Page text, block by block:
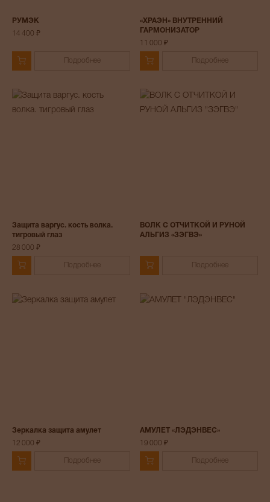
РУМЭК
14 400 ₽
Подробнее
«ХРАЭН» ВНУТРЕННИЙ
ГАРМОНИЗАТОР
11 000 ₽
Подробнее
Защита варгус. кость волка.
тигровый глаз
28 000 ₽
Подробнее
ВОЛК С ОТЧИТКОЙ И РУНОЙ
АЛЬГИЗ «ЗЭГВЭ»
Подробнее
Зеркалка защита амулет
12 000 ₽
Подробнее
АМУЛЕТ «ЛЭДЭНВЕС»
19 000 ₽
Подробнее